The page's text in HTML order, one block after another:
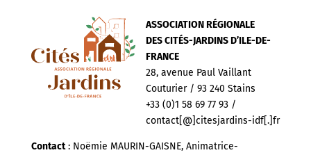
ASSOCIATION RÉGIONALE
DES CITÉS-JARDINS D’ILE-DE-
FRANCE
28, avenue Paul Vaillant
Couturier / 93 240 Stains
+33 (0)1 58 69 77 93 /
contact[@]citesjardins-idf[.]fr
Contact: Noëmie MAURIN-GAISNE, Animatrice-